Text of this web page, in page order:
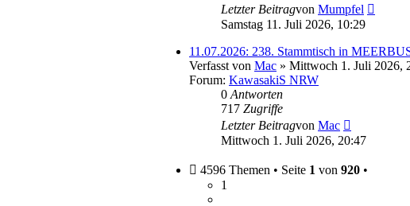
Letzter Beitragvon Mumpfel
Samstag 11. Juli 2026, 10:29
11.07.2026: 238. Stammtisch in
Verfasst von Mac » Mittwoch 1. Juli 2026,
Forum: KawasakiS NRW
0 Antworten
717 Zugriffe
Letzter Beitragvon Mac
Beitrag
Mittwoch 1. Juli 2026, 20:47
4596 Themen • Seite 1 von 920 •
1